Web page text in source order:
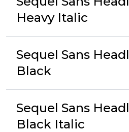
Heavy Italic
Sequel Sans
Black
Sequel Sans
Black Italic